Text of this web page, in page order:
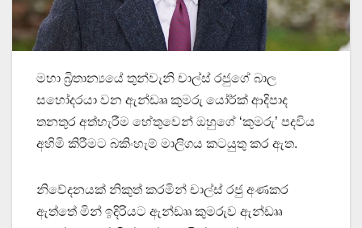
මහා බ්‍රිතාන්‍යයේ තුන්වැනි චාල්ස් රජුගේ බාල
සහෝදරයා වන ඇන්ඩෘෘ කුමරු යෝර්ක් ආදිපාද
තනතුර අත්හැරීම හේතුවෙන් ඔහුගේ ‘කුමරු’ පදවිය
අහිමි කිරීමට බකිංහැම් මාලිගය කටයුතු කර ඇත.
නිවේදනයක් නිකුත් කරමින් චාල්ස් රජු අණකර
ඇත්තේ මින් ඉදිරියට ඇන්ඩෘෘ කුමරුව ඇන්ඩෲ